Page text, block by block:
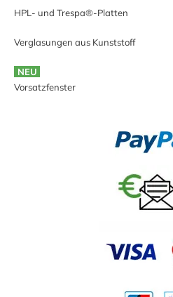
HPL- und Trespa®-Platten
Verglasungen aus Kunststoff
NEU
Vorsatzfenster